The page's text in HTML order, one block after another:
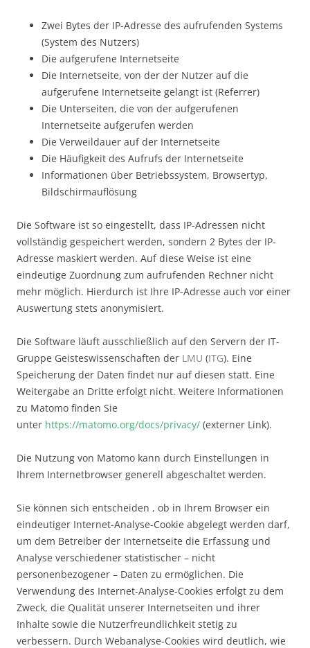
Zwei Bytes der IP-Adresse des aufrufenden Systems
(System des Nutzers)
Die aufgerufene Internetseite
Die Internetseite, von der der Nutzer auf die
aufgerufene Internetseite gelangt ist (Referrer)
Die Unterseiten, die von der aufgerufenen
Internetseite aufgerufen werden
Die Verweildauer auf der Internetseite
Die Häufigkeit des Aufrufs der Internetseite
Informationen über Betriebssystem, Browsertyp,
Bildschirmauflösung
Die Software ist so eingestellt, dass IP-Adressen nicht
vollständig gespeichert werden, sondern 2 Bytes der IP-
Adresse maskiert werden. Auf diese Weise ist eine
eindeutige Zuordnung zum aufrufenden Rechner nicht
mehr möglich. Hierdurch ist Ihre IP-Adresse auch vor einer
Auswertung stets anonymisiert.
Die Software läuft ausschließlich auf den Servern der IT-
Gruppe Geisteswissenschaften der LMU (ITG). Eine
Speicherung der Daten findet nur auf diesen statt. Eine
Weitergabe an Dritte erfolgt nicht. Weitere Informationen
zu Matomo finden Sie
unter https://matomo.org/docs/privacy/ (externer Link).
Die Nutzung von Matomo kann durch Einstellungen in
Ihrem Internetbrowser generell abgeschaltet werden.
Sie können sich entscheiden , ob in Ihrem Browser ein
eindeutiger Internet-Analyse-Cookie abgelegt werden darf,
um dem Betreiber der Internetseite die Erfassung und
Analyse verschiedener statistischer – nicht
personenbezogener – Daten zu ermöglichen. Die
Verwendung des Internet-Analyse-Cookies erfolgt zu dem
Zweck, die Qualität unserer Internetseiten und ihrer
Inhalte sowie die Nutzerfreundlichkeit stetig zu
verbessern. Durch Webanalyse-Cookies wird deutlich, wie